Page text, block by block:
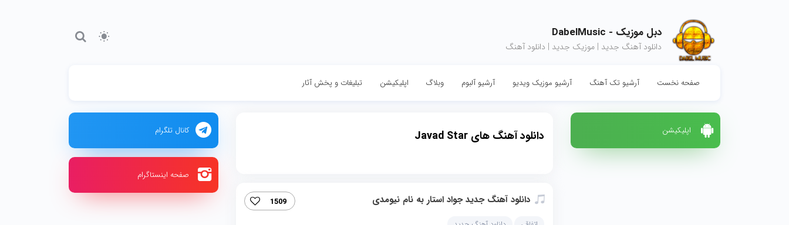
دبل موزیک - DabelMusic
دانلود آهنگ جدید | موزیک جدید | دانلود آهنگ
صفحه نخست آرشیو تک آهنگ آرشیو موزیک ویدیو آرشیو آلبوم وبلاگ اپلیکیشن تبلیغات و پخش آثار
اپلیکیشن دانلود آهنگ های Javad Star
دانلود آهنگ جدید جواد استار به نام نیومدی 1509
کانال تلگرام
صفحه اینستاگرام